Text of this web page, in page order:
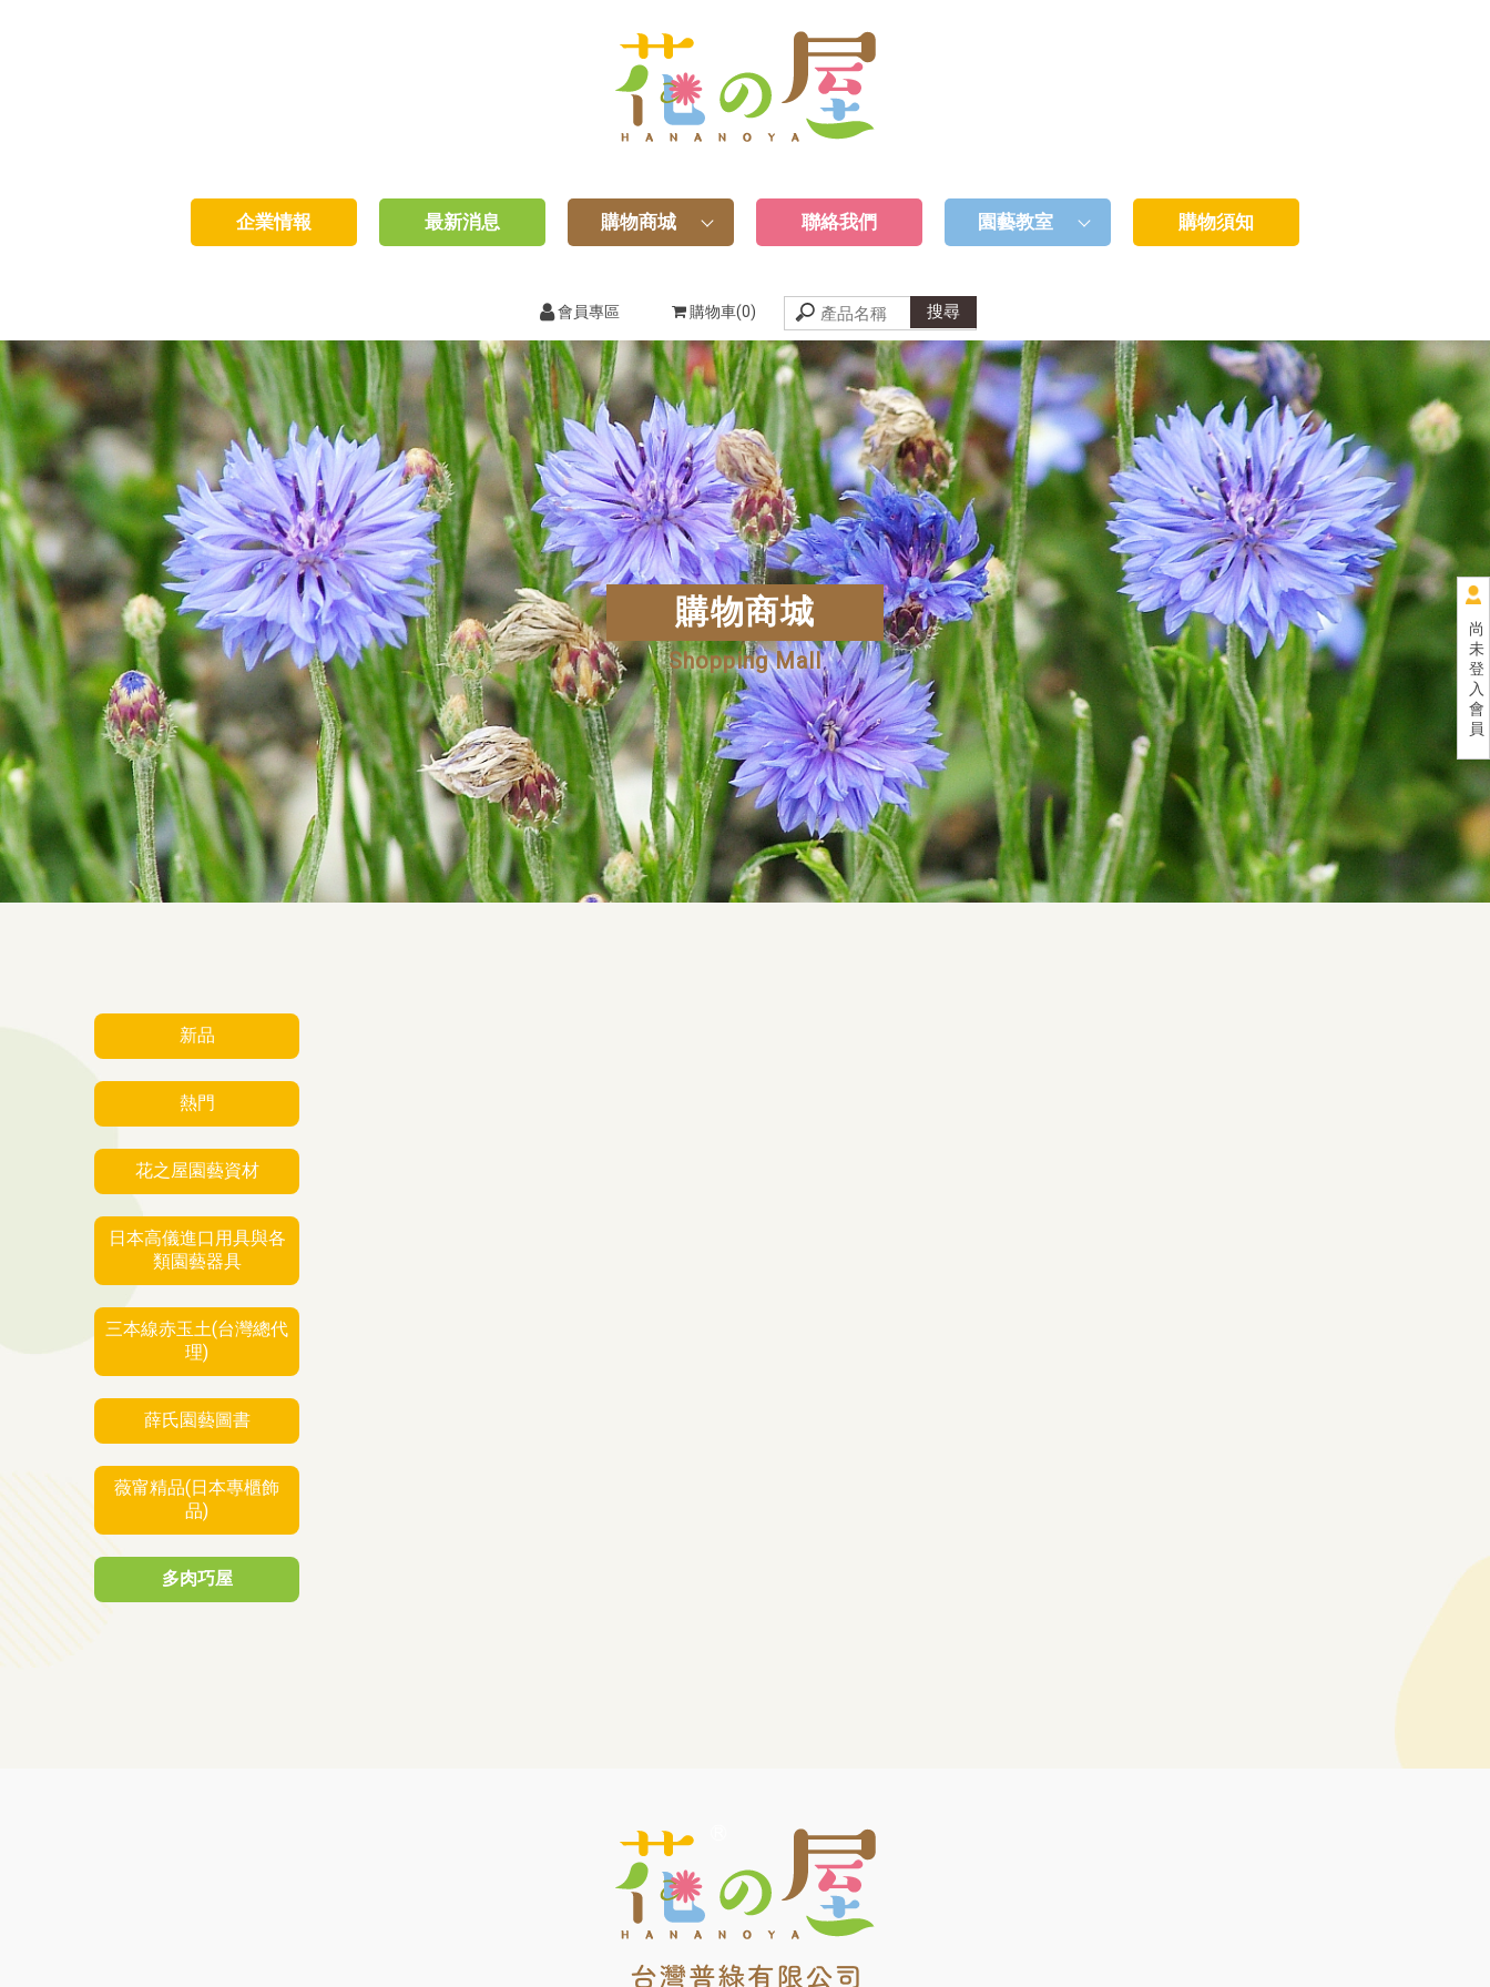
尚
未
登
入
會
員
企業情報 最新消息 購物商城 聯絡我們 園藝教室 購物須知
會員專區 購物車(0)
購物商城
Shopping Mall
新品
熱門
花之屋園藝資材
日本高儀進口用具與各
類園藝器具
三本線赤玉土(台灣總代
理)
薛氏園藝圖書
薇甯精品(日本專櫃飾
品)
多肉巧屋